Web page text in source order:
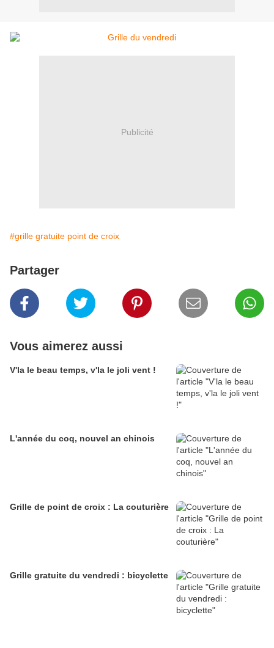
Publicité
#grille gratuite point de croix
Partager
Vous aimerez aussi
V'la le beau temps, v'la le joli vent !
L'année du coq, nouvel an chinois
Grille de point de croix : La couturière
Grille gratuite du vendredi : bicyclette